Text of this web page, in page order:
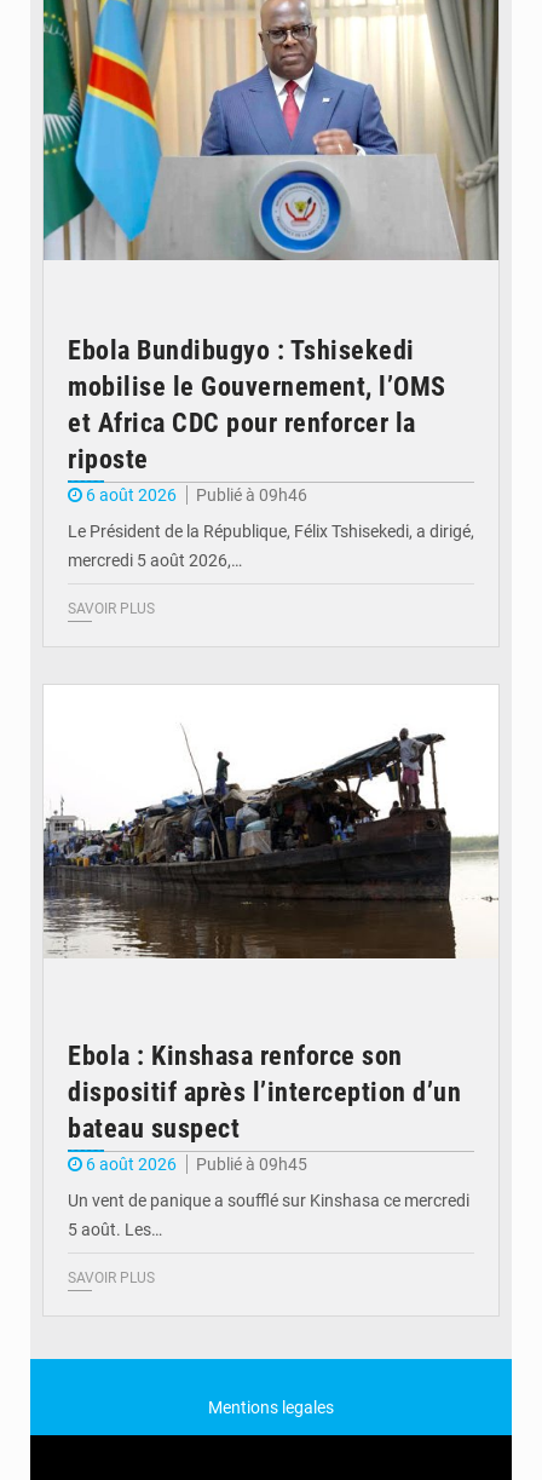
Ebola Bundibugyo : Tshisekedi
mobilise le Gouvernement, l’OMS
et Africa CDC pour renforcer la
riposte
6 août 2026
Publié à 09h46
Le Président de la République, Félix Tshisekedi, a dirigé,
mercredi 5 août 2026,…
SAVOIR PLUS
Ebola : Kinshasa renforce son
dispositif après l’interception d’un
bateau suspect
6 août 2026
Publié à 09h45
Un vent de panique a soufflé sur Kinshasa ce mercredi
5 août. Les…
SAVOIR PLUS
Mentions legales